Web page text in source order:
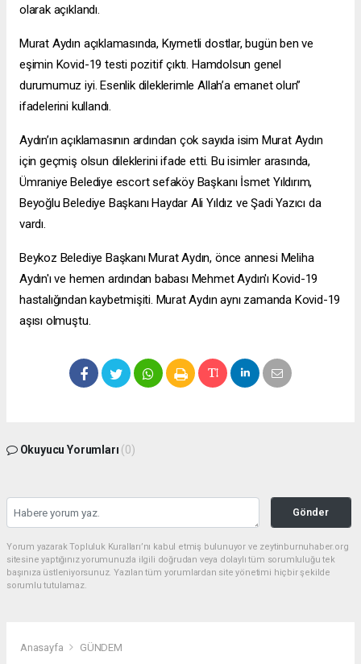
olarak açıklandı.
Murat Aydın açıklamasında, Kıymetli dostlar, bugün ben ve
eşimin Kovid-19 testi pozitif çıktı. Hamdolsun genel
durumumuz iyi. Esenlik dileklerimle Allah’a emanet olun”
ifadelerini kullandı.
Aydın’ın açıklamasının ardından çok sayıda isim Murat Aydın
için geçmiş olsun dileklerini ifade etti. Bu isimler arasında,
Ümraniye Belediye escort sefaköyBaşkanı İsmet Yıldırım,
Beyoğlu Belediye Başkanı Haydar Ali Yıldız ve Şadi Yazıcı da
vardı.
Beykoz Belediye Başkanı Murat Aydın, önce annesi Meliha
Aydın'ı ve hemen ardından babası Mehmet Aydın'ı Kovid-19
hastalığından kaybetmişiti. Murat Aydın aynı zamanda Kovid-19
aşısı olmuştu.
Okuyucu Yorumları (0)
Gönder
Yorum yazarak Topluluk Kuralları’nı kabul etmiş bulunuyor ve zeytinburnuhaber.org
sitesine yaptığınız yorumunuzla ilgili doğrudan veya dolaylı tüm sorumluluğu tek
başınıza üstleniyorsunuz. Yazılan tüm yorumlardan site yönetimi hiçbir şekilde
sorumlu tutulamaz.
Anasayfa GÜNDEM